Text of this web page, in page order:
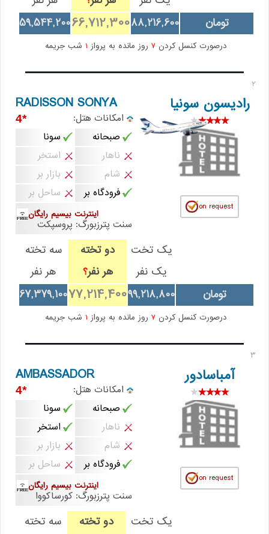
تومان
88,216,600
66,712,300
59,544,200
درصورت کنسل کردن 7 روز مانده به پرواز شب جریمه
2
رادیسون سونیا RADISSON SONYA
امکانات هتل: *4
صبحانه
سونا
ناهار
استخر
شام
بازار بر
فرودگاه بر
ساحل بر
اینترنت بیسیم رایگان
سنت پترزبورگ: پروسپکت
یک تخت
یک نفر
دو تخته
هر نفر؟
سه تخته
هر نفر
تومان
99,218,800
77,214,400
67,379,100
درصورت کنسل کردن 7 روز مانده به پرواز شب جریمه
3
آمباسادور AMBASSADOR
امکانات هتل: *4
صبحانه
سونا
ناهار
استخر
شام
بازار بر
فرودگاه بر
ساحل بر
اینترنت بیسیم رایگان
سنت پترزبورگ: کورساکووا
یک تخت
دو تخته
سه تخته